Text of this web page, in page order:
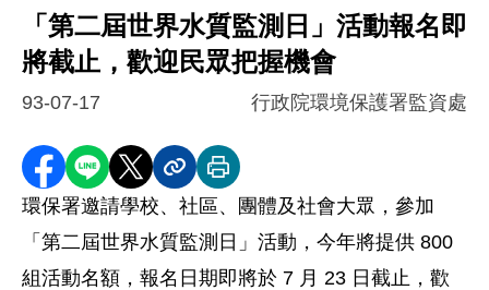
「第二屆世界水質監測日」活動報名即
將截止，歡迎民眾把握機會
93-07-17 行政院環境保護署監資處
分享至 Facebook
分享到 LINE
分享到 X分享內容連結
列印本頁
環保署邀請學校、社區、團體及社會大眾，參加
「第二屆世界水質監測日」活動，今年將提供 800
組活動名額，報名日期即將於 7 月 23 日截止，歡